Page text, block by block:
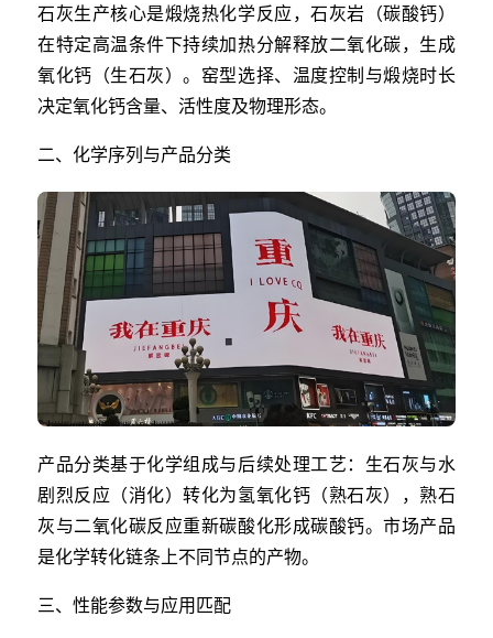
石灰生产核心是煅烧热化学反应，石灰岩（碳酸钙）
在特定高温条件下持续加热分解释放二氧化碳，生成
氧化钙（生石灰）。窑型选择、温度控制与煅烧时长
决定氧化钙含量、活性度及物理形态。
二、化学序列与产品分类
产品分类基于化学组成与后续处理工艺：生石灰与水
剧烈反应（消化）转化为氢氧化钙（熟石灰），熟石
灰与二氧化碳反应重新碳酸化形成碳酸钙。市场产品
是化学转化链条上不同节点的产物。
三、性能参数与应用匹配